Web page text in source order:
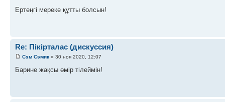
Ертеңгі мереке құтты болсын!
Re: Пікірталас (дискуссия)
Сэм Сэмик » 30 ноя 2020, 12:07
Барине жақсы өмір тілеймін!